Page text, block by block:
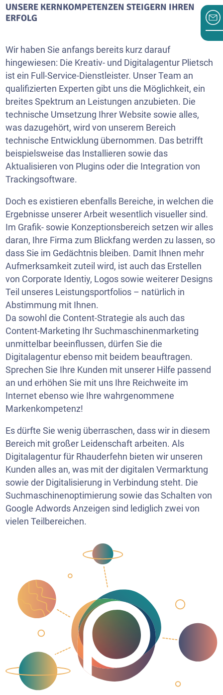
UNSERE KERNKOMPETENZEN STEIGERN IHREN
ERFOLG
Wir haben Sie anfangs bereits kurz darauf
hingewiesen: Die Kreativ- und Digitalagentur Plietsch
ist ein Full-Service-Dienstleister. Unser Team an
qualifizierten Experten gibt uns die Möglichkeit, ein
breites Spektrum an Leistungen anzubieten. Die
technische Umsetzung Ihrer Website sowie alles,
was dazugehört, wird von unserem Bereich
technische Entwicklung übernommen. Das betrifft
beispielsweise das Installieren sowie das
Aktualisieren von Plugins oder die Integration von
Trackingsoftware.
Doch es existieren ebenfalls Bereiche, in welchen die
Ergebnisse unserer Arbeit wesentlich visueller sind.
Im Grafik- sowie Konzeptionsbereich setzen wir alles
daran, Ihre Firma zum Blickfang werden zu lassen, so
dass Sie im Gedächtnis bleiben. Damit Ihnen mehr
Aufmerksamkeit zuteil wird, ist auch das Erstellen
von Corporate Identiy, Logos sowie weiterer Designs
Teil unseres Leistungsportfolios – natürlich in
Abstimmung mit Ihnen.
Da sowohl die Content-Strategie als auch das
Content-Marketing Ihr Suchmaschinenmarketing
unmittelbar beeinflussen, dürfen Sie die
Digitalagentur ebenso mit beidem beauftragen.
Sprechen Sie Ihre Kunden mit unserer Hilfe passend
an und erhöhen Sie mit uns Ihre Reichweite im
Internet ebenso wie Ihre wahrgenommene
Markenkompetenz!
Es dürfte Sie wenig überraschen, dass wir in diesem
Bereich mit großer Leidenschaft arbeiten. Als
Digitalagentur für Rhauderfehn bieten wir unseren
Kunden alles an, was mit der digitalen Vermarktung
sowie der Digitalisierung in Verbindung steht. Die
Suchmaschinenoptimierung sowie das Schalten von
Google Adwords Anzeigen sind lediglich zwei von
vielen Teilbereichen.